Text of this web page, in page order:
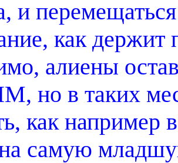
и
как держит
алиены
но в таких
как например
самую